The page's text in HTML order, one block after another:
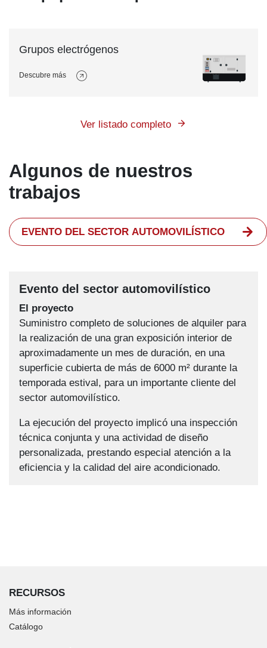
Grupos electrógenos
Descubre más
Ver listado completo
Algunos de nuestros
trabajos
EVENTO DEL SECTOR AUTOMOVILÍSTICO
Evento del sector automovilístico
El proyecto
Suministro completo de soluciones de alquiler para
la realización de una gran exposición interior de
aproximadamente un mes de duración, en una
superficie cubierta de más de 6000 m² durante la
temporada estival, para un importante cliente del
sector automovilístico.
La ejecución del proyecto implicó una inspección
técnica conjunta y una actividad de diseño
personalizada, prestando especial atención a la
eficiencia y la calidad del aire acondicionado.
RECURSOS
Más información
Catálogo